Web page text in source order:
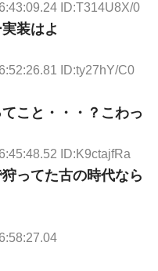
ID:T314U8X/0
装はよ
ID:ty27hY/C0
こと・・・？こわっ
ID:K9ctajfRa
ってた古の時代なら